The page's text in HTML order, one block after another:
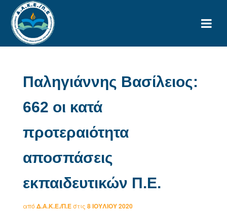
Παληγιάννης Βασίλειος:
662 οι κατά
προτεραιότητα
αποσπάσεις
εκπαιδευτικών Π.Ε.
από Δ.Α.Κ.Ε./Π.Εστις 8 ΙΟΥΛΊΟΥ 2020